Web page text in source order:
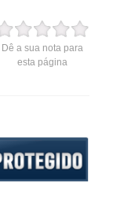
Dê a sua nota para
esta página